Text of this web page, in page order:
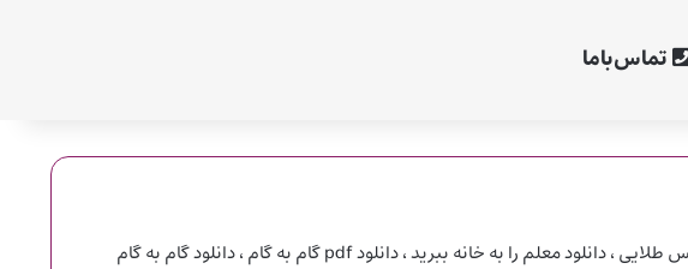
تماس‌با‌ما
دانلود رایگان گام به گام همه دروس ، دانلود دروس طلایی ، دانلود معلم را به خانه ببرید ، دانلود pdf گام به گام ، دانلود گام به گام